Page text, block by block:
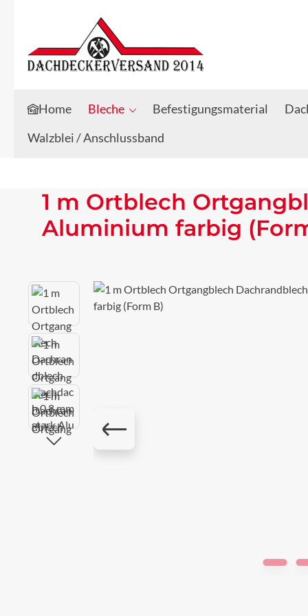
Zum Hauptinhalt springen
Zur Suche springen
Home Bleche Befestigungsmaterial
Walzblei / Anschlussband
1 m Ortblech
Aluminium farbig
Bildergalerie überspringen